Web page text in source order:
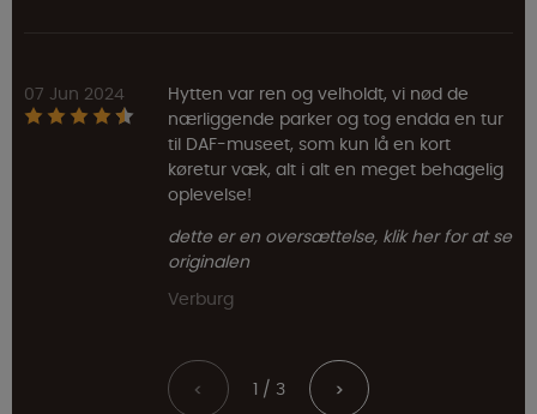
07 Jun 2024
Hytten var ren og velholdt, vi nød de
nærliggende parker og tog endda en tur
til DAF-museet, som kun lå en kort
køretur væk, alt i alt en meget behagelig
oplevelse!
dette er en oversættelse, klik her for at se
originalen
Verburg
< 1 / 3 >